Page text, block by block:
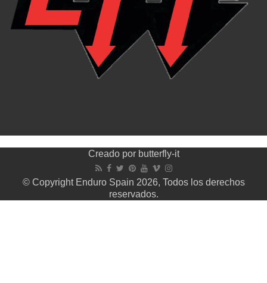
Creado por butterfly-it
© Copyright Enduro Spain 2026, Todos los derechos
reservados.